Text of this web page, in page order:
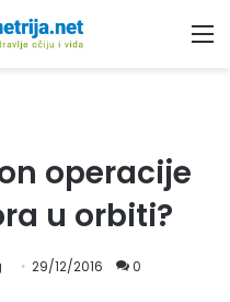
operacije
u orbiti?
29/12/2016 0